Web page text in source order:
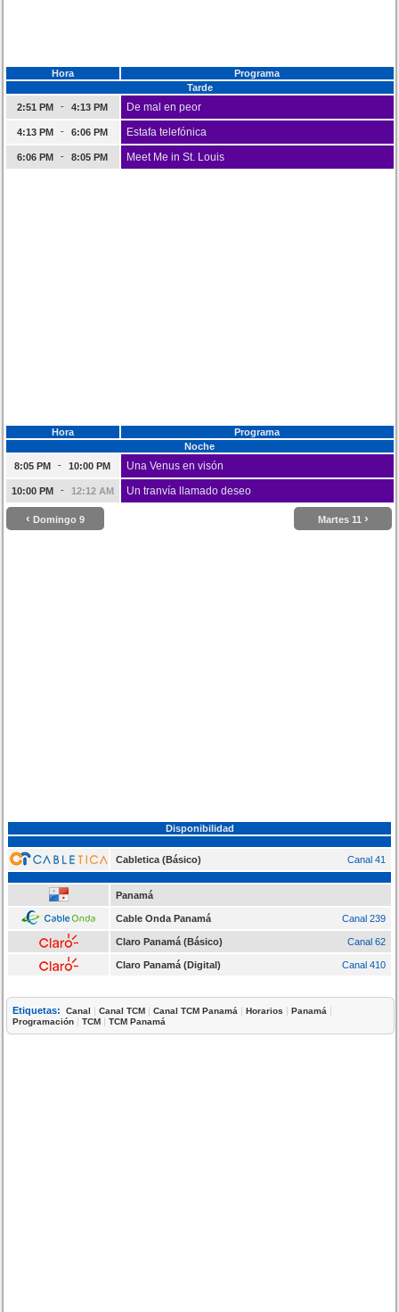
Hora
Programa
Tarde
2:51 PM
- 4:13 PM De mal en peor
4:13 PM - 6:06 PM Estafa telefónica
6:06 PM - 8:05 PM Meet Me in St. Louis
Hora
Programa
Noche
8:05 PM
- 10:00 PM Una Venus en visón
10:00 PM - 12:12 AM Un tranvía llamado deseo
‹ Domingo 9 Martes 11 ›
Disponibilidad
Cabletica (Básico) Canal 41
Panamá
Cable Onda Panamá Canal 239
Claro Panamá (Básico) Canal 62
Claro Panamá (Digital) Canal 410
Etiquetas: Canal |Canal TCM |Canal TCM Panamá |Horarios |Panamá |
Programación |TCM |TCM Panamá